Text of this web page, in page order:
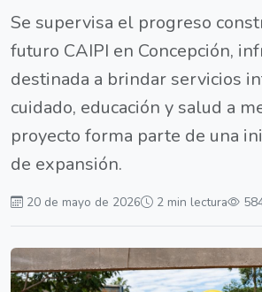
Se supervisa el progreso
futuro CAIPI en Concepción,
destinada a brindar servicios
cuidado, educación y salud a
proyecto forma parte de una
de expansión.
20 de mayo de 2026 2 min lectura